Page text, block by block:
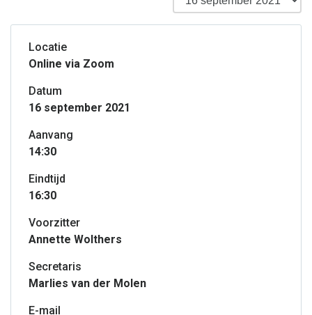
Locatie
Online via Zoom
Datum
16 september 2021
Aanvang
14:30
Eindtijd
16:30
Voorzitter
Annette Wolthers
Secretaris
Marlies van der Molen
E-mail